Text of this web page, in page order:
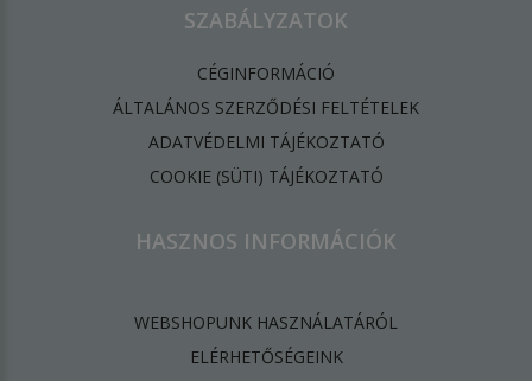
SZABÁLYZATOK
CÉGINFORMÁCIÓ
ÁLTALÁNOS SZERZŐDÉSI FELTÉTELEK
ADATVÉDELMI TÁJÉKOZTATÓ
​COOKIE (SÜTI) TÁJÉKOZTATÓ
HASZNOS INFORMÁCIÓK
WEBSHOPUNK HASZNÁLATÁRÓL
ELÉRHETŐSÉGEINK